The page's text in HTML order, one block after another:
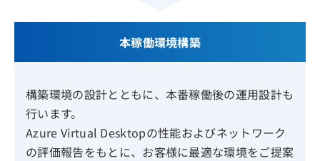
本稼働環境構築
構築環境の設計とともに、本番稼働後の運用設計も
行います。
Azure Virtual Desktopの性能およびネットワーク
の評価報告をもとに、お客様に最適な環境をご提案